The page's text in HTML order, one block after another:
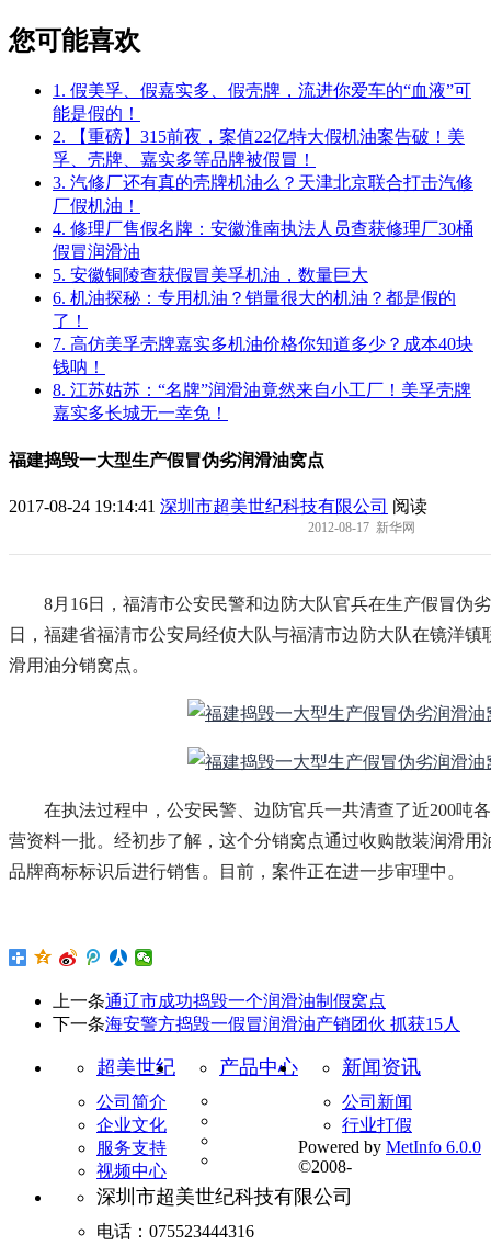
您可能喜欢
1. 假美孚、假嘉实多、假壳牌，流进你爱车的“血液”可
能是假的！
2. 【重磅】315前夜，案值22亿特大假机油案告破！美
孚、壳牌、嘉实多等品牌被假冒！
3. 汽修厂还有真的壳牌机油么？天津北京联合打击汽修
厂假机油！
4. 修理厂售假名牌：安徽淮南执法人员查获修理厂30桶
假冒润滑油
5. 安徽铜陵查获假冒美孚机油，数量巨大
6. 机油探秘：专用机油？销量很大的机油？都是假的
了！
7. 高仿美孚壳牌嘉实多机油价格你知道多少？成本40块
钱呐！
8. 江苏姑苏：“名牌”润滑油竟然来自小工厂！美孚壳牌
嘉实多长城无一幸免！
福建捣毁一大型生产假冒伪劣润滑油窝点
2017-08-24 19:14:41 深圳市超美世纪科技有限公司 阅读
2012-08-17 新华网
8月16日，福清市公安民警和边防大队官兵在生产假冒伪劣
日，福建省福清市公安局经侦大队与福清市边防大队在镜洋
滑用油分销窝点。
在执法过程中，公安民警、边防官兵一共清查了近200吨
营资料一批。经初步了解，这个分销窝点通过收购散装润滑用
品牌商标标识后进行销售。目前，案件正在进一步审理中。
上一条通辽市成功捣毁一个润滑油制假窝点
下一条海安警方捣毁一假冒润滑油产销团伙 抓获15人
超美世纪
公司简介
企业文化
服务支持
视频中心
产品中心 新闻资讯
公司新闻
行业打假
深圳市超美世纪科技有限公司
电话：075523444316
Powered by MetInfo 6.0.0
©2008-